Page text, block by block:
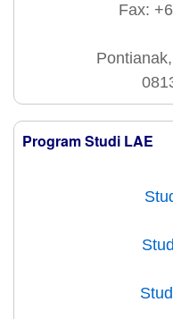
Fax:
Program Studi LAE